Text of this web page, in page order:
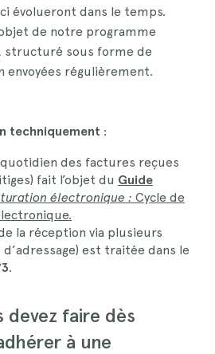
évolueront dans le temps.
de notre programme
structuré sous forme de
envoyées régulièrement.
techniquement :
des factures reçues
fait l’objet du Guide
électronique : Cycle de
la réception via plusieurs
est traitée dans le
.
devez faire dès
à une